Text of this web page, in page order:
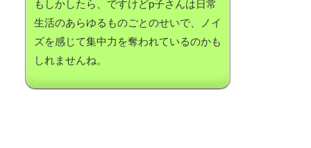
もしかしたら、ですけどp子さんは日常
生活のあらゆるものごとのせいで、ノイ
ズを感じて集中力を奪われているのかも
しれませんね。